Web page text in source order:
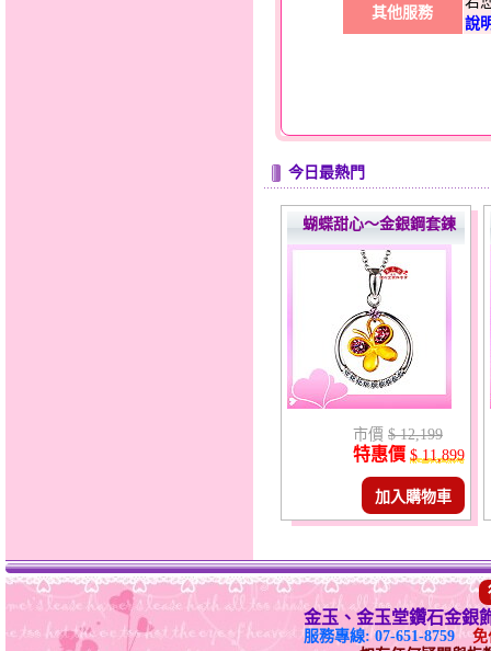
其他服務
說
今日最熱門
蝴蝶甜心～金銀鋼套鍊
市價 $ 12,199
特惠價 $ 11,899
加入購物車
金玉、金玉堂鑽石金銀
服務專線: 07-651-8759
免